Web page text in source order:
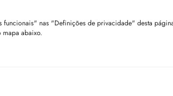
funcionais" nas "Definições de privacidade" desta
abaixo.